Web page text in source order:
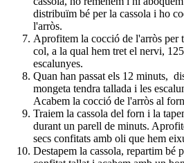
distribuïm bé per la cassola i ho
l'arròs.
Aprofitem la cocció de l'arròs per
col, a la qual hem tret el nervi,
escalunyes.
Quan han passat els 12 minuts,
mongeta tendra tallada i les
Acabem la cocció de l'arròs al
Traiem la cassola del forn i la
durant un parell de minuts.
secs confitats amb oli que hem
Destapem la cassola, repartim bé